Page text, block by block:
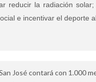
reducir la radiación
e incentivar el deporte
José contará con 1.000